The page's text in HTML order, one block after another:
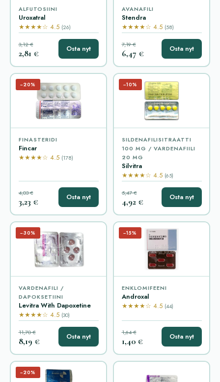
ALFUTOSIINI
Uroxatral
★★★★☆ 4.5 (26)
3,12 €
2,81 € Osta nyt
AVANAFILI
Stendra
★★★★☆ 4.5 (58)
7,19 €
6,47 € Osta nyt
−20%
FINASTERIDI
Fincar
★★★★☆ 4.5 (178)
4,03 €
3,23 € Osta nyt
−10%
SILDENAFILISITRAATTI
100 MG / VARDENAFIILI
20 MG
Silvitra
★★★★☆ 4.5 (65)
5,47 €
4,92 € Osta nyt
−30%
VARDENAFILI /
DAPOKSETIINI
Levitra With Dapoxetine
★★★★☆ 4.5 (30)
11,70 €
8,19 € Osta nyt
−15%
ENKLOMIFEENI
Androxal
★★★★☆ 4.5 (44)
1,64 €
1,40 € Osta nyt
−20%